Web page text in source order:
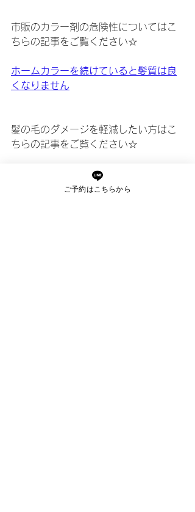
市販のカラー剤の危険性についてはこ
ちらの記事をご覧ください☆
ホームカラーを続けていると髪質は良
くなりません
髪の毛のダメージを軽減したい方はこ
ちらの記事をご覧ください☆
髪の毛を傷めない方法を教えます
ご予約はこちらから